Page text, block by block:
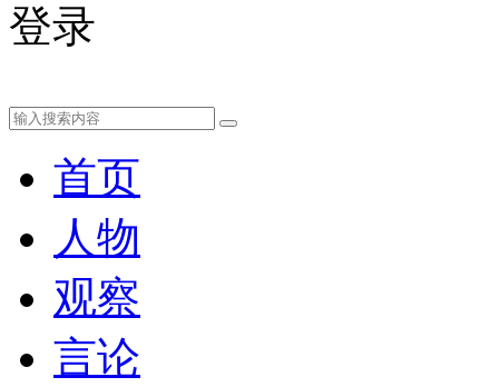
登录
首页
人物
观察
言论